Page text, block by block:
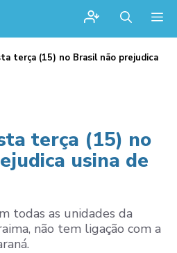
terça (15) no Brasil não prejudica
terça (15) no
usina de
todas as unidades da
não tem ligação com a